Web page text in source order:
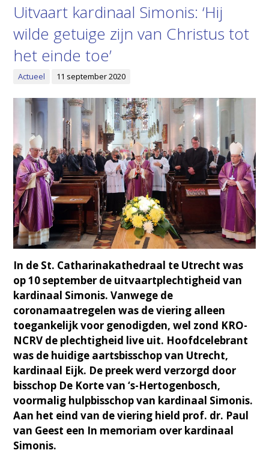
Uitvaart kardinaal Simonis: ‘Hij
wilde getuige zijn van Christus tot
het einde toe’
Actueel 11 september 2020
In de St. Catharinakathedraal te Utrecht was
op 10 september de uitvaartplechtigheid van
kardinaal Simonis. Vanwege de
coronamaatregelen was de viering alleen
toegankelijk voor genodigden, wel zond KRO-
NCRV de plechtigheid live uit. Hoofdcelebrant
was de huidige aartsbisschop van Utrecht,
kardinaal Eijk. De preek werd verzorgd door
bisschop De Korte van ‘s-Hertogenbosch,
voormalig hulpbisschop van kardinaal Simonis.
Aan het eind van de viering hield prof. dr. Paul
van Geest een In memoriam over kardinaal
Simonis.